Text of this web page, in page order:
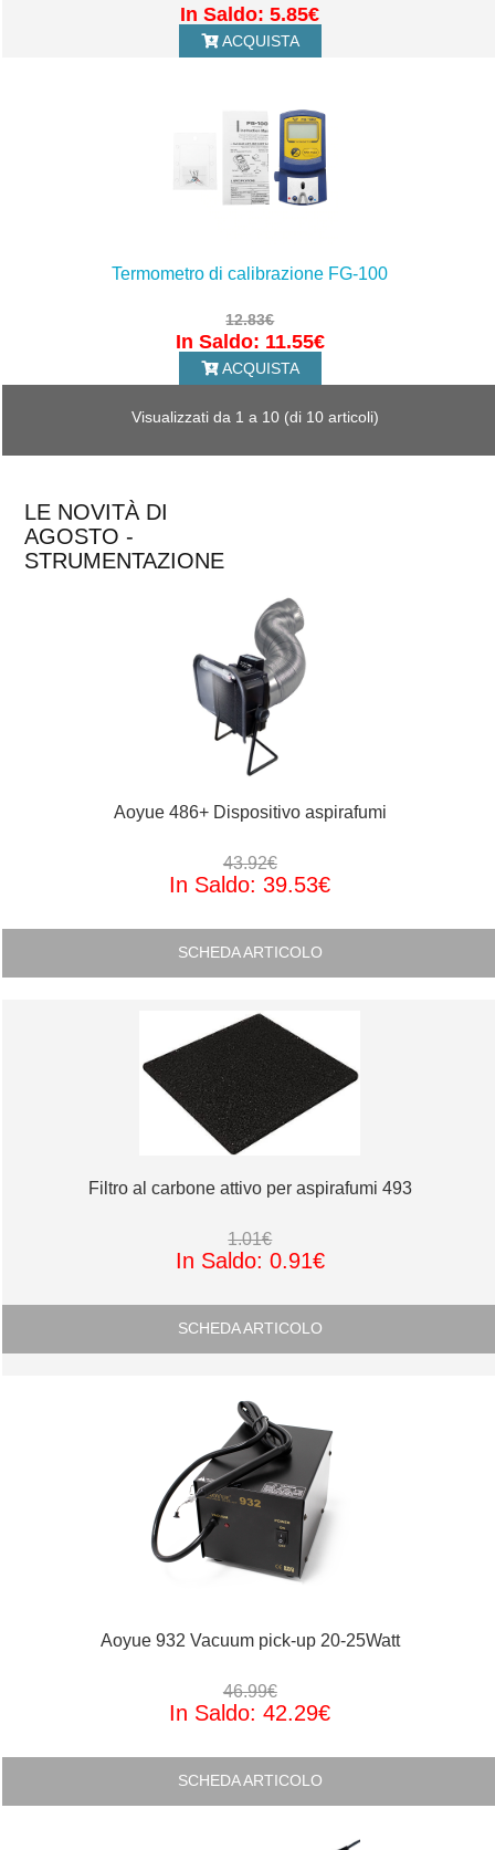
In Saldo: 5.85€
ACQUISTA
Termometro di calibrazione FG-100
12.83€
In Saldo: 11.55€
ACQUISTA
Visualizzati da 1 a 10 (di 10 articoli)
LE NOVITÀ DI
AGOSTO -
STRUMENTAZIONE
Aoyue 486+ Dispositivo aspirafumi
43.92€
In Saldo: 39.53€
SCHEDA ARTICOLO
Filtro al carbone attivo per aspirafumi 493
1.01€
In Saldo: 0.91€
SCHEDA ARTICOLO
Aoyue 932 Vacuum pick-up 20-25Watt
46.99€
In Saldo: 42.29€
SCHEDA ARTICOLO